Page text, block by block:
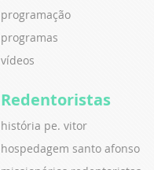
programação
programas
vídeos
Redentoristas
história pe. vitor
hospedagem santo afonso